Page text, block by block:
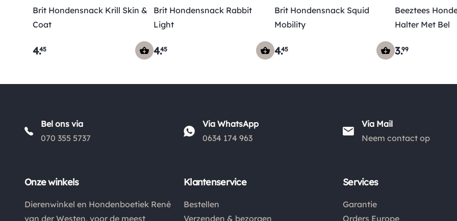
Brit Hondensnack Krill Skin &
Coat
4.45
Brit Hondensnack Rabbit
Light
4.45
Brit Hondensnack Squid
Mobility
4.45
Beeztees
Halter Met Bel
3.99
Bel ons via
070 355 5737
Via WhatsApp
0634 174 963
Via Mail
Neem contact op
Onze winkels
Dierenwinkel en Hondenboetiek René
van der Westen, voor de meest
Klantenservice
Bestellen
Verzenden & bezorgen
Services
Garantie
Orders Europe